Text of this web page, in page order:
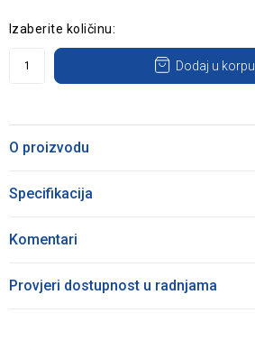
Izaberite količinu:
Dodaj u korpu
O proizvodu
Specifikacija
Komentari
Provjeri dostupnost u radnjama